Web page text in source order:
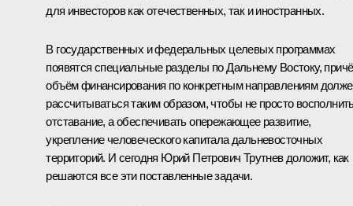
для инвесторов как отечественных, так и иностранных.
В государственных и федеральных целевых программах
появятся специальные разделы по Дальнему Востоку,
объём финансирования по конкретным направлениям
рассчитываться таким образом, чтобы не просто
отставание, а обеспечивать опережающее развитие,
укрепление человеческого капитала дальневосточных
территорий. И сегодня Юрий Петрович Трутнев доложит, как
решаются все эти поставленные задачи.